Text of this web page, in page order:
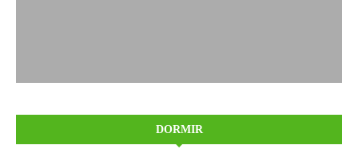
DORMIR